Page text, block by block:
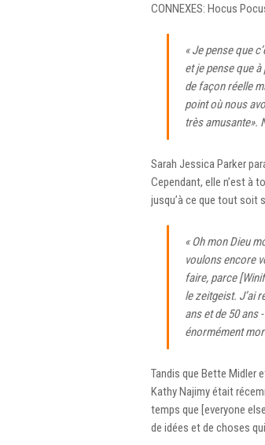
CONNEXES: Hocus
« Je pense que
et je pense que
de façon réelle
point où nous
très amusante».
Sarah Jessica Parker
Cependant, elle n’est à
jusqu’à ce que tout soit
« Oh mon Dieu
voulons encore
faire, parce
le zeitgeist. J’ai
ans et de 50 ans
énormément
Tandis que Bette Midler
Kathy Najimy était
temps que [everyone
de idées et de choses